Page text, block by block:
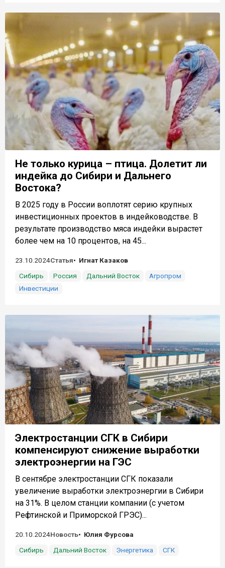
Не только курица – птица. Долетит ли
индейка до Сибири и Дальнего
Востока?
В 2025 году в России воплотят серию крупных
инвестиционных проектов в индейководстве. В
результате производство мяса индейки вырастет
более чем на 10 процентов, на 45...
23.10.2024Статья
Игнат Казаков
Сибирь
Россия Дальний Восток
Агропром
Инвестиции
Электростанции СГК в Сибири
компенсируют снижение выработки
электроэнергии на ГЭС
В сентябре электростанции СГК показали
увеличение выработки электроэнергии в Сибири
на 31%. В целом станции компании (с учетом
Рефтинской и Приморской ГРЭС)...
20.10.2024Новость
Юлия Фурсова
Сибирь
Дальний Восток Энергетика СГК